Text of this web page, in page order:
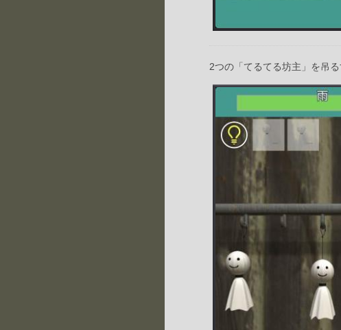
2つの「てるてる坊主」を吊る